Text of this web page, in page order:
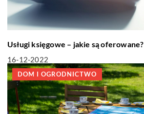
Usługi księgowe – jakie są oferowane?
16-12-2022
DOM I OGRODNICTWO